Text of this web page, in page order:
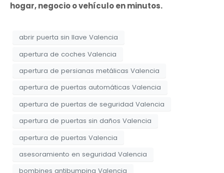
hogar, negocio o vehículo en minutos.
abrir puerta sin llave Valencia
apertura de coches Valencia
apertura de persianas metálicas Valencia
apertura de puertas automáticas Valencia
apertura de puertas de seguridad Valencia
apertura de puertas sin daños Valencia
apertura de puertas Valencia
asesoramiento en seguridad Valencia
bombines antibumping Valencia